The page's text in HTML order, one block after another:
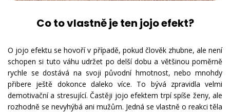
Co to vlastně je ten jojo efekt?
O jojo efektu se hovoří v případě, pokud člověk zhubne, ale není
schopen si tuto váhu udržet po delší dobu a většinou poměrně
rychle se dostává na svoji původní hmotnost, nebo mnohdy
přibere ještě dokonce daleko více. To bývá zpravidla velmi
demotivační a stresující. Častěji jojo efektem trpí spíše ženy, ale
rozhodně se nevyhýbá ani mužům. Jedná se vlastně o reakci těla